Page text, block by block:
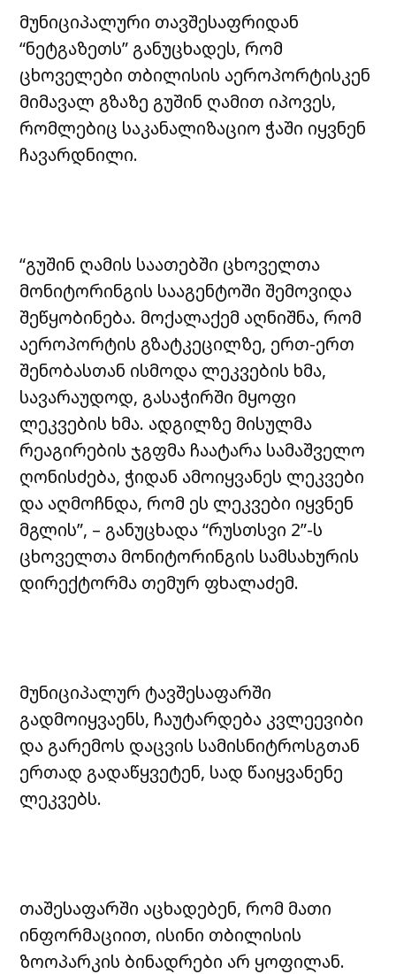
მუნიციპალური თავშესაფრიდან
“ნეტგაზეთს” განუცხადეს, რომ
ცხოველები თბილისის აეროპორტისკენ
მიმავალ გზაზე გუშინ ღამით იპოვეს,
რომლებიც საკანალიზაციო ჭაში იყვნენ
ჩავარდნილი.
“გუშინ ღამის საათებში ცხოველთა
მონიტორინგის სააგენტოში შემოვიდა
შეწყობინება. მოქალაქემ აღნიშნა, რომ
აეროპორტის გზატკეცილზე, ერთ-ერთ
შენობასთან ისმოდა ლეკვების ხმა,
სავარაუდოდ, გასაჭირში მყოფი
ლეკვების ხმა. ადგილზე მისულმა
რეაგირების ჯგფმა ჩაატარა სამაშველო
ღონისძება, ჭიდან ამოიყვანეს ლეკვები
და აღმოჩნდა, რომ ეს ლეკვები იყვნენ
მგლის”, – განუცხადა “რუსთსვი 2”-ს
ცხოველთა მონიტორინგის სამსახურის
დირექტორმა თემურ ფხალაძემ.
მუნიციპალურ ტავშესაფარში
გადმოიყვაენს, ჩაუტარდება კვლეევიბი
და გარემოს დაცვის სამისნიტროსგთან
ერთად გადაწყვეტენ, სად წაიყვანენე
ლეკვებს.
თაშესაფარში აცხადებენ, რომ მათი
ინფორმაციით, ისინი თბილისის
ზოოპარკის ბინადრები არ ყოფილან.